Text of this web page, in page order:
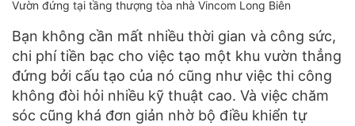
Vườn đứng tại tầng thượng tòa nhà Vincom Long Biên
Bạn không cần mất nhiều thời gian và công sức,
chi phí tiền bạc cho việc tạo một khu vườn thẳng
đứng bởi cấu tạo của nó cũng như việc thi công
không đòi hỏi nhiều kỹ thuật cao. Và việc chăm
sóc cũng khá đơn giản nhờ bộ điều khiển tự